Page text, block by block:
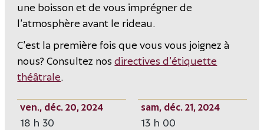
une boisson et de vous imprégner de
l’atmosphère avant le rideau.
C’est la première fois que vous vous joignez à
nous? Consultez nosdirectives d’étiquette
théâtrale.
ven., déc. 20, 2024
18 h 30
sam, déc. 21, 2024
13 h 00